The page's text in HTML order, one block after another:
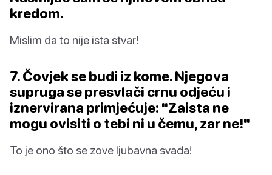
kredom.
Mislim da to nije ista stvar!
7. Čovjek se budi iz kome. Njegova
supruga se presvlači crnu odjeću i
iznervirana primjećuje: "Zaista ne
mogu ovisiti o tebi ni u čemu, zar ne!"
To je ono što se zove ljubavna svađa!